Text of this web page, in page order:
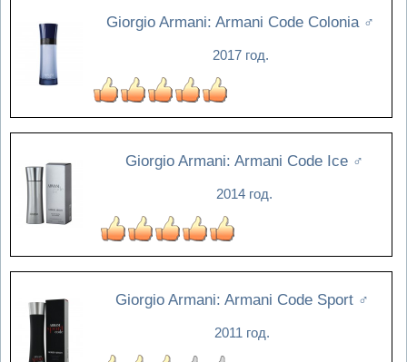
Giorgio Armani: Armani Code Colonia ♂
2017 год.
Giorgio Armani: Armani Code Ice ♂
2014 год.
Giorgio Armani: Armani Code Sport ♂
2011 год.